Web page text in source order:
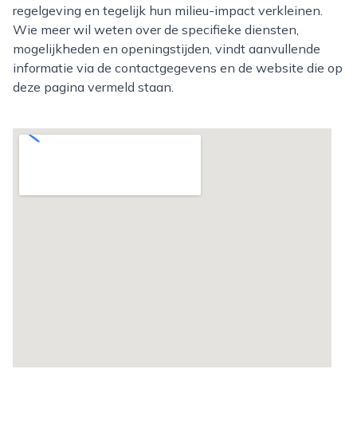
regelgeving en tegelijk hun milieu-impact verkleinen.
Wie meer wil weten over de specifieke diensten,
mogelijkheden en openingstijden, vindt aanvullende
informatie via de contactgegevens en de website die op
deze pagina vermeld staan.